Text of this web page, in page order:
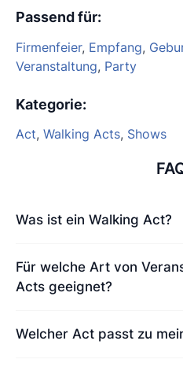
Passend für:
Firmenfeier, Empfang,
Veranstaltung, Party
Kategorie:
Act, Walking Acts, Shows
Was ist ein Walking Act?
Für welche Art von
Acts geeignet?
Welcher Act passt zu